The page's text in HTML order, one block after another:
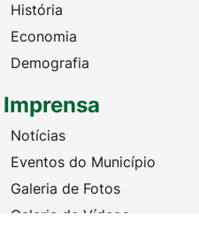
História
Economia
Demografia
Imprensa
Notícias
Eventos do Município
Galeria de Fotos
Galeria de Vídeos